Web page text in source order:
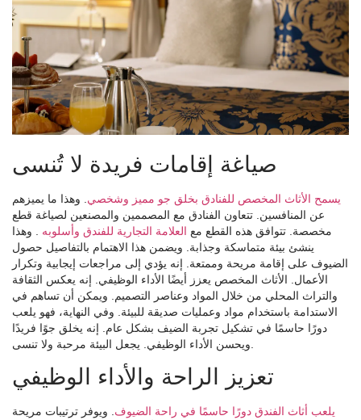
صياغة إقامات فريدة لا تُنسى
يسمح الأثاث المخصص للفنادق بخلق جو مميز وشخصي . وهذا ما يميزهم
عن المنافسين. تتعاون الفنادق مع المصممين والمصنعين لصياغة قطع
مخصصة. تتوافق هذه القطع مع العلامة التجارية للفندق وأسلوبه
. وهذا
ينشئ بيئة متماسكة وجذابة. ويضمن هذا الاهتمام بالتفاصيل حصول
الضيوف على إقامة مريحة وممتعة. إنه يؤدي إلى مراجعات إيجابية وتكرار
الأعمال. الأثاث المخصص يعزز أيضًا الأداء الوظيفي. إنه يعكس الثقافة
والتراث المحلي من خلال المواد وعناصر التصميم. ويمكن أن تساهم في
الاستدامة باستخدام مواد وعمليات صديقة للبيئة. وفي النهاية، فهو يلعب
دورًا حاسمًا في تشكيل تجربة الضيف بشكل عام. إنه يخلق جوًا فريدًا
تعزيز الراحة والأداء الوظيفي
يلعب أثاث الفندق دورًا حاسمًا في راحة الضيوف . ويوفر ترتيبات مريحة